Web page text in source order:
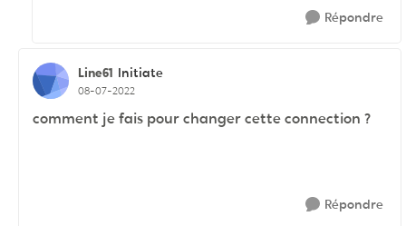
Répondre
Line61 Initiate
08-07-2022
comment je fais pour changer cette connection ?
Répondre